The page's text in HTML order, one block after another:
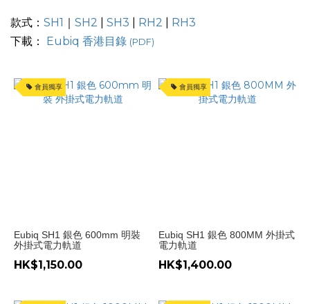
SH1
明
裝
(HK$)
款式： SH1 ｜ SH2 SH3 RH2
RH3
下載： Eubiq 香港目錄 (PDF)
會員獨享
Eubiq SH1 銀色 600mm 明裝
外掛式電力軌道
HK$1,150.00
會員獨享
Eubiq SH1 銀色 800MM 外掛式
電力軌道
HK$1,400.00